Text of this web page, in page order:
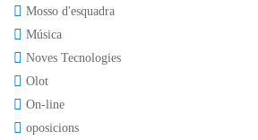
Mosso d'esquadra
Música
Noves Tecnologies
Olot
On-line
oposicions